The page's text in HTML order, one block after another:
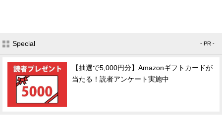
Special - PR -
【抽選で5,000円分】Amazonギフトカードが
当たる！読者アンケート実施中